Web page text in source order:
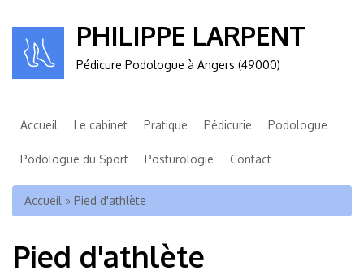
PHILIPPE LARPENT
Pédicure Podologue à Angers (49000)
Accueil Le cabinet Pratique Pédicurie Podologue
Podologue du Sport Posturologie Contact
Vous êtes ici
Accueil » Pied d'athlète
Pied d'athlète